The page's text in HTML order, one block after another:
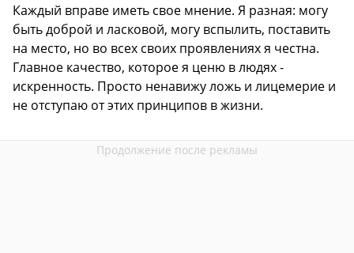
Каждый вправе иметь свое мнение. Я разная: могу
быть доброй и ласковой, могу вспылить, поставить
на место, но во всех своих проявлениях я честна.
Главное качество, которое я ценю в людях -
искренность. Просто ненавижу ложь и лицемерие и
не отступаю от этих принципов в жизни.